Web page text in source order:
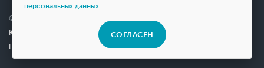
персональных данных.
СОГЛАСЕН
© 2026 Мотосалон «ВНЕ ДОРОГ»
Юридическая информация
Политика конфиденциальности